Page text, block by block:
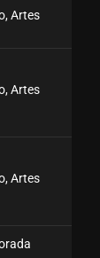
Artes
Artes
Artes